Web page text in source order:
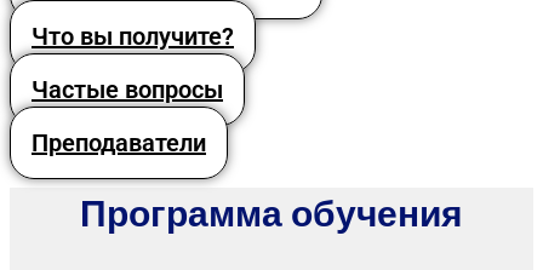
Что вы получите?
Частые вопросы
Преподаватели
Программа обучения